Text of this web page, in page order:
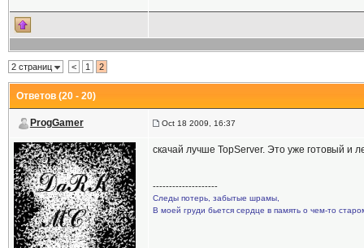
2 страниц < 1 2
Ответов (20 - 20)
ProgGamer Oct 18 2009, 16:37
скачай лучше TopServer. Это уже готовый и
--------------------
Следы потерь, забытые шрамы,
В моей груди бьется сердце в память о чем-то